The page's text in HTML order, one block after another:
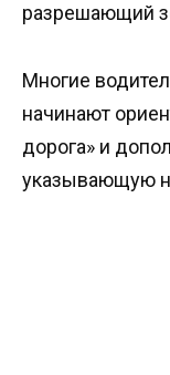
разрешающий
Многие
начинают
дорога» и
указывающую